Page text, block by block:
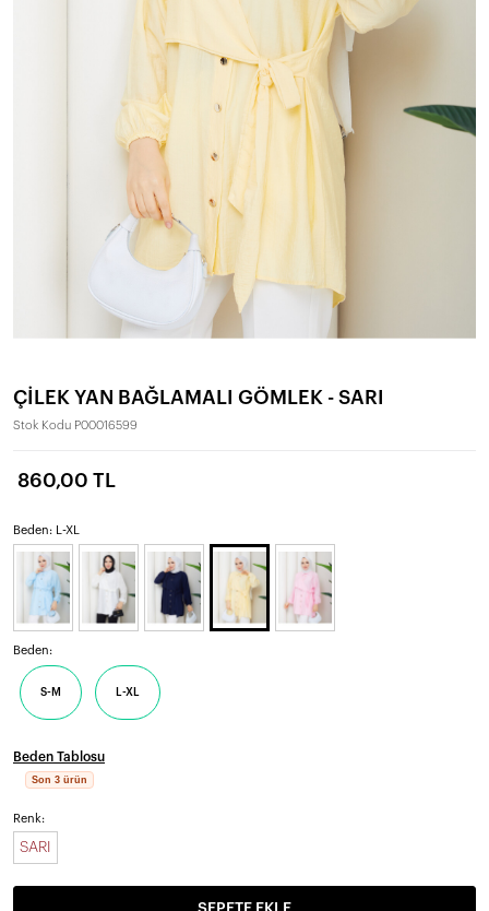
ÇİLEK YAN BAĞLAMALI GÖMLEK - SARI
Stok Kodu P00016599
860,00 TL
Beden: L-XL
Beden:
S-M L-XL
Beden Tablosu
Son 3 ürün
Renk:
SARI